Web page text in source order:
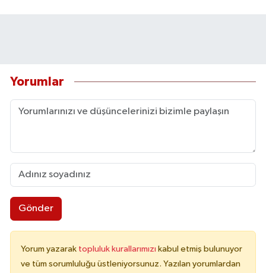
Yorumlar
Gönder
Yorum yazarak topluluk kurallarımızı kabul etmiş bulunuyor
ve tüm sorumluluğu üstleniyorsunuz. Yazılan yorumlardan